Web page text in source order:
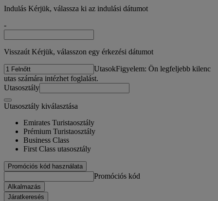
Indulás Kérjük, válassza ki az indulási dátumot
-
Visszaút Kérjük, válasszon egy érkezési dátumot
UtasokFigyelem: Ön legfeljebb kilenc
utas számára intézhet foglalást.
Utasosztály
Utasosztály kiválasztása
Emirates Turistaosztály
Prémium Turistaosztály
Business Class
First Class utasosztály
Promóciós kód használata
Promóciós kód
Alkalmazás
Járatkeresés